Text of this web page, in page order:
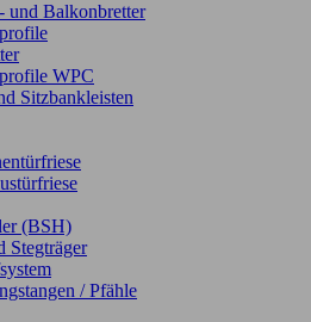
und Balkonbretter
WPC
Sitzbankleisten
(BSH)
Stegträger
/ Pfähle